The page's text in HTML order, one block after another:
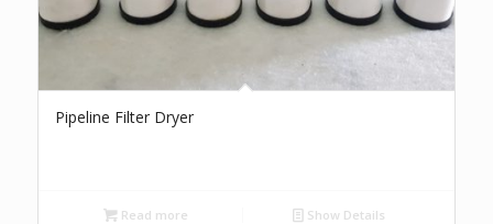
Pipeline Filter Dryer
Read more Show Details